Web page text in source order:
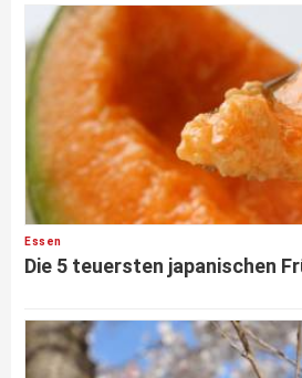
Essen
Die 5 teuersten japanischen